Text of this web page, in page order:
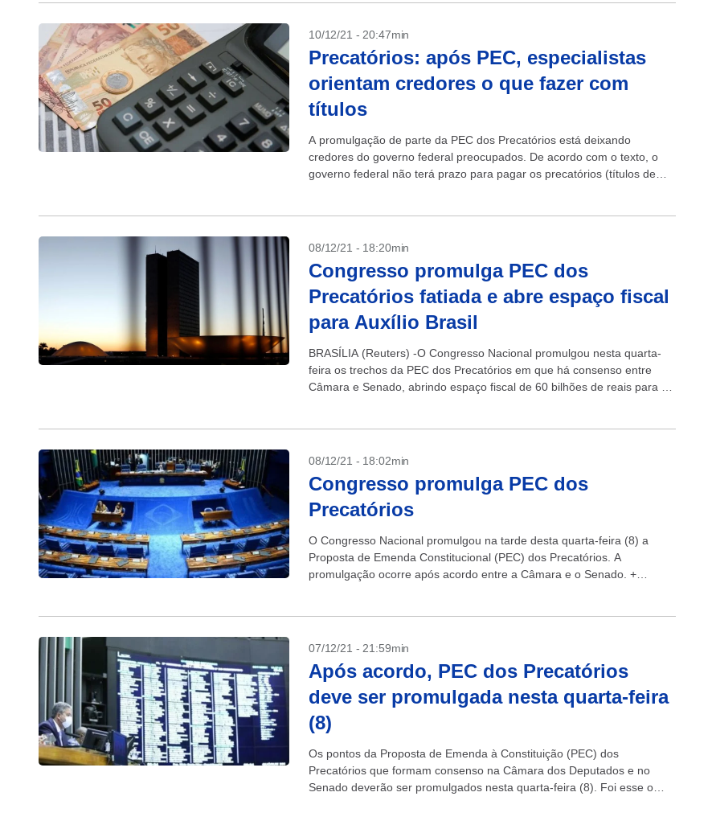
10/12/21 - 20:47min
Precatórios: após PEC, especialistas
orientam credores o que fazer com
títulos
A promulgação de parte da PEC dos Precatórios está deixando
credores do governo federal preocupados. De acordo com o texto, o
governo federal não terá prazo para pagar os precatórios (títulos de
08/12/21 - 18:20min
Congresso promulga PEC dos
Precatórios fatiada e abre espaço fiscal
para Auxílio Brasil
BRASÍLIA (Reuters) -O Congresso Nacional promulgou nesta quarta-
feira os trechos da PEC dos Precatórios em que há consenso entre
Câmara e Senado, abrindo espaço fiscal de 60 bilhões de reais para o
08/12/21 - 18:02min
Congresso promulga PEC dos
Precatórios
O Congresso Nacional promulgou na tarde desta quarta-feira (8) a
Proposta de Emenda Constitucional (PEC) dos Precatórios. A
promulgação ocorre após acordo entre a Câmara e o Senado. +
07/12/21 - 21:59min
Após acordo, PEC dos Precatórios
deve ser promulgada nesta quarta-feira
(8)
Os pontos da Proposta de Emenda à Constituição (PEC) dos
Precatórios que formam consenso na Câmara dos Deputados e no
Senado deverão ser promulgados nesta quarta-feira (8). Foi esse o